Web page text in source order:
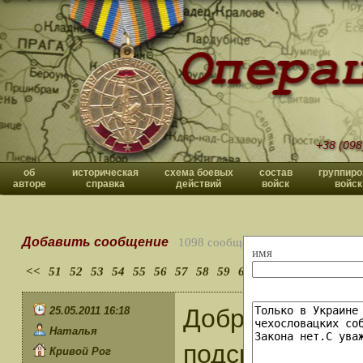
+38
об
авторе
историческая
справка
схема боевых
действий
состав
войск
войск
имя
Добавить сообщение 1098 сообщений
<< 51 52 53 54 55 56 57 58 59 60
25.05.2011 16:18
Наталья
Кривой Рог
Добрый день!
подскажите